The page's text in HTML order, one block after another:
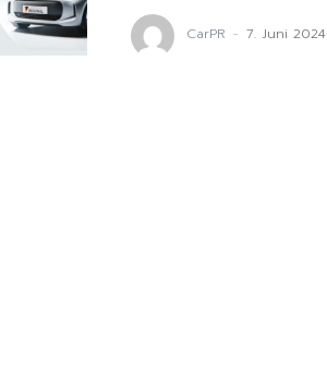
CarPR - 7. Juni 2024